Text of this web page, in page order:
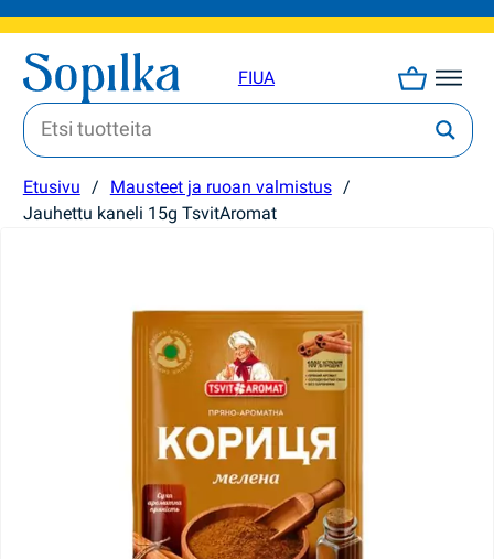
FIUA
Etusivu / Mausteet ja ruoan valmistus /
Jauhettu kaneli 15g TsvitAromat